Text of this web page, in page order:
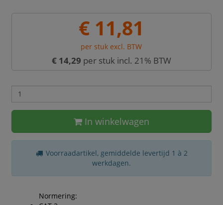
€ 11,81
per stuk excl. BTW
€ 14,29 per stuk incl. 21% BTW
In winkelwagen
Voorraadartikel, gemiddelde levertijd 1 à 2
werkdagen.
Normering: